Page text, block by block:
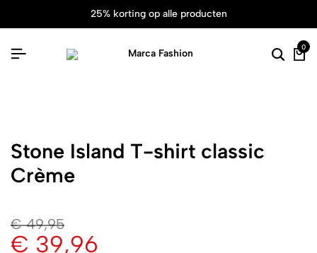
25% korting op alle producten
0
Stone Island T-shirt classic
Crème
€49,95
€ 39,96